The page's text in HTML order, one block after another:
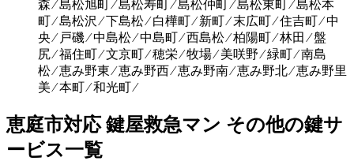
森 ⁄ 島松旭町 ⁄ 島松寿町 ⁄ 島松仲町 ⁄ 島松東町 ⁄ 島松本
町 ⁄ 島松沢 ⁄ 下島松 ⁄ 白樺町 ⁄ 新町 ⁄ 末広町 ⁄ 住吉町 ⁄ 中
央 ⁄ 戸磯 ⁄ 中島松 ⁄ 中島町 ⁄ 西島松 ⁄ 柏陽町 ⁄ 林田 ⁄ 盤
尻 ⁄ 福住町 ⁄ 文京町 ⁄ 穂栄 ⁄ 牧場 ⁄ 美咲野 ⁄ 緑町 ⁄ 南島
松 ⁄ 恵み野東 ⁄ 恵み野西 ⁄ 恵み野南 ⁄ 恵み野北 ⁄ 恵み野里
美 ⁄ 本町 ⁄ 和光町 ⁄
恵庭市対応 鍵屋救急マン その他の鍵サ
ービス一覧